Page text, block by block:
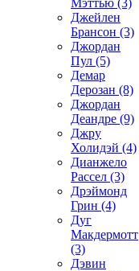
Джейлен
Брансон (3)
Джордан
Пул (5)
Демар
Дерозан (8)
Джордан
Деандре (9)
Джру
Холидэй (4)
Дианжело
Рассел (3)
Дрэймонд
Грин (4)
Дуг
Макдермотт
(3)
Дэвин